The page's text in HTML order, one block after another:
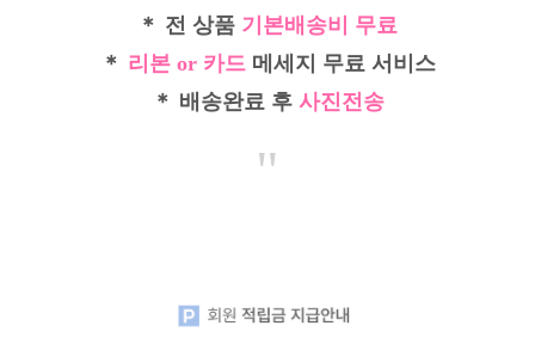
＊ 전 상품 기본배송비 무료
＊ 리본 or 카드 메세지 무료 서비스
＊ 배송완료 후 사진전송
"